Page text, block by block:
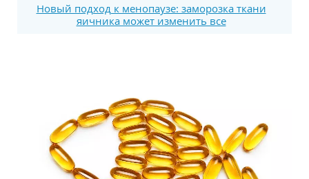
Новый подход к менопаузе: заморозка ткани
яичника может изменить все